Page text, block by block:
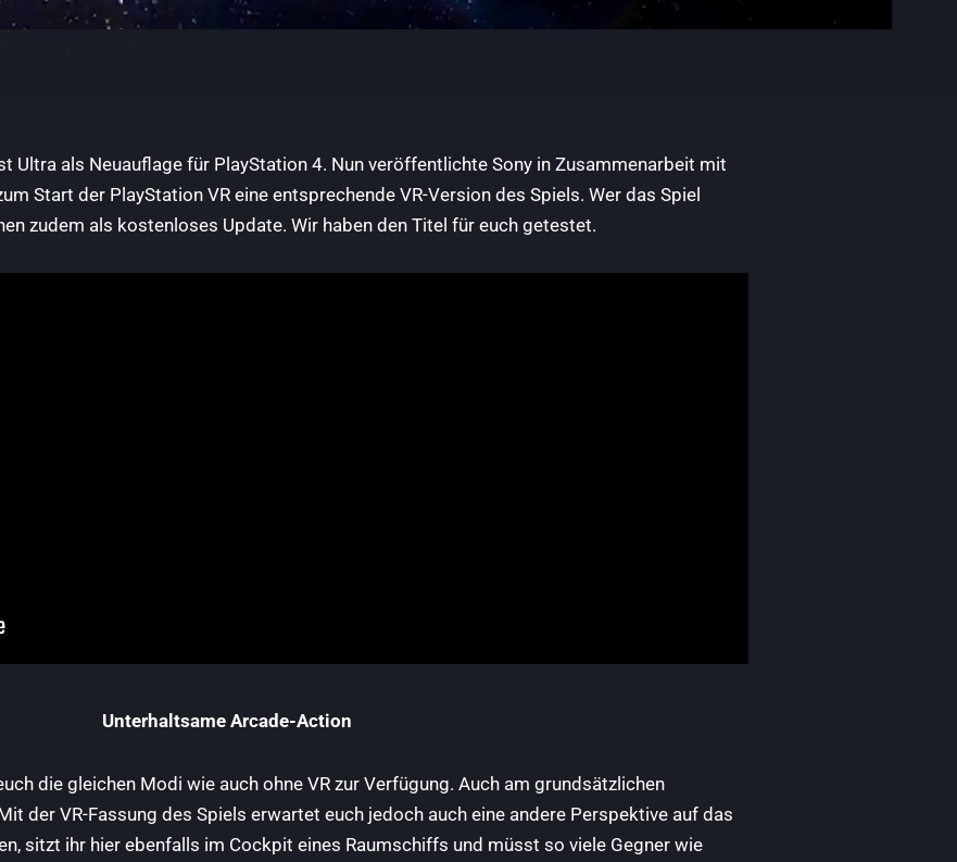
Ultra als Neuauflage für PlayStation 4. Nun veröffentlichte Sony in Zusammenarbeit mit
Start der PlayStation VR eine entsprechende VR-Version des Spiels. Wer das Spiel
zudem als kostenloses Update. Wir haben den Titel für euch getestet.
Unterhaltsame Arcade-Action
die gleichen Modi wie auch ohne VR zur Verfügung. Auch am grundsätzlichen
der VR-Fassung des Spiels erwartet euch jedoch auch eine andere Perspektive auf das
sitzt ihr hier ebenfalls im Cockpit eines Raumschiffs und müsst so viele Gegner wie